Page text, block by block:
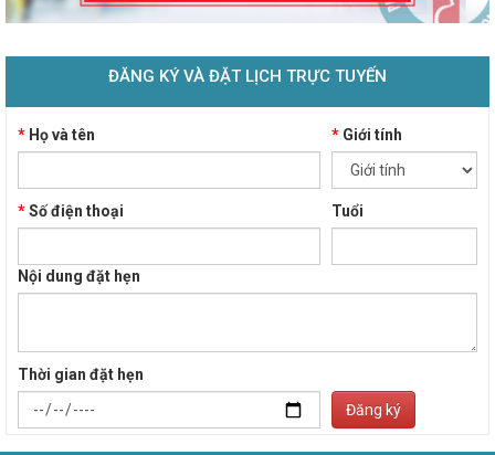
ĐĂNG KÝ VÀ ĐẶT LỊCH TRỰC TUYẾN
* Họ và tên *Giới tính
*Số điện thoại Tuổi
Nội dung đặt hẹn
Thời gian đặt hẹn
Đăng ký